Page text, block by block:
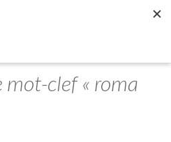
mot-clef « roma